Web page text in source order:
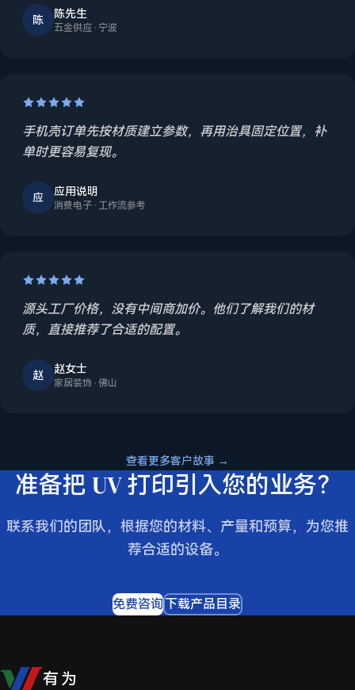
陈 陈先生
五金供应 · 宁波
手机壳订单先按材质建立参数，再用治具固定位置，补
单时更容易复现。
应 应用说明
消费电子 · 工作流参考
源头工厂价格，没有中间商加价。他们了解我们的材
质，直接推荐了合适的配置。
赵 赵女士
家居装饰 · 佛山
查看更多客户故事 →
准备把 UV 打印引入您的业务？
联系我们的团队，根据您的材料、产量和预算，为您推
荐合适的设备。
免费咨询下载产品目录
有为